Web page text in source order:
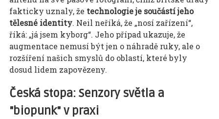
fakticky uznaly, že technologie je součástí jeho
tělesné identity. Neil neříká, že „nosí zařízení“,
říká: „já jsem kyborg“. Jeho případ ukazuje, že
augmentace nemusí být jen o náhradě ruky, ale o
rozšíření našich smyslů do oblastí, které byly
dosud lidem zapovězeny.
Česká stopa: Senzory světla a
"biopunk" v praxi